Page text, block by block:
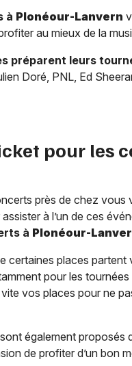
à Plonéour-Lanvern
au mieux de la
préparent leurs
Doré, PNL, Ed
pour les
près de chez vous
à l’un de ces
à Plonéour-
certaines places
pour les
vos places pour ne
sont également proposés
de profiter d’un